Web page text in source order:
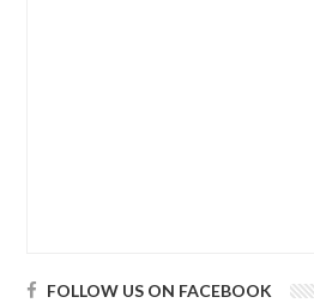
FOLLOW US ON FACEBOOK